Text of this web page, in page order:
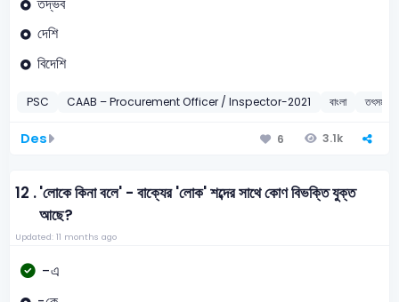
দেশি
বিদেশি
PSC CAAB – Procurement Officer / Inspector-2021 বাংলা তৎসম শব্দ
Des 6 3.1k
12 .'লোকে কিনা বলে' - বাক্যের 'লোক' শব্দের সাথে কোণ বিভক্তি যুক্ত
আছে?
Updated: 11 months ago
-এ